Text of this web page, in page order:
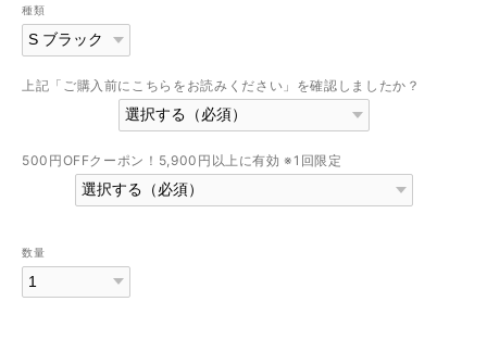
種類
上記「ご購入前にこちらをお読みください」を確認しましたか？
500円OFFクーポン！5,900円以上に有効 ※1回限定
数量